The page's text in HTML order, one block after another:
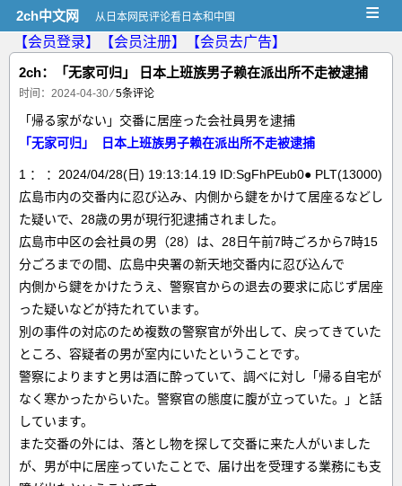
2ch中文网 从日本网民评论看日本和中国 ≡
【会员登录】 【会员注册】
【会员去广告】
2ch：「无家可归」 日本上班族男子赖在派出所不走被逮捕
时间：2024-04-30 ⁄5条评论
「帰る家がない」交番に居座った会社員男を逮捕
「无家可归」 日本上班族男子赖在派出所不走被逮捕
1 ： ：2024/04/28(日) 19:13:14.19 ID:SgFhPEub0● PLT(13000)
広島市内の交番内に忍び込み、内側から鍵をかけて居座るなどし
た疑いで、28歳の男が現行犯逮捕されました。
広島市中区の会社員の男（28）は、28日午前7時ごろから7時15
分ごろまでの間、広島中央署の新天地交番内に忍び込んで
内側から鍵をかけたうえ、警察官からの退去の要求に応じず居座
った疑いなどが持たれています。
別の事件の対応のため複数の警察官が外出して、戻ってきていた
ところ、容疑者の男が室内にいたということです。
警察によりますと男は酒に酔っていて、調べに対し「帰る自宅が
なく寒かったからいた。警察官の態度に腹が立っていた。」と話
しています。
また交番の外には、落とし物を探して交番に来た人がいました
が、男が中に居座っていたことで、届け出を受理する業務にも支